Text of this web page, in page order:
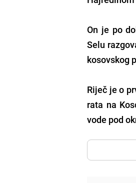
On je po
Selu
kosovskog
Riječ je o
rata na
vode pod